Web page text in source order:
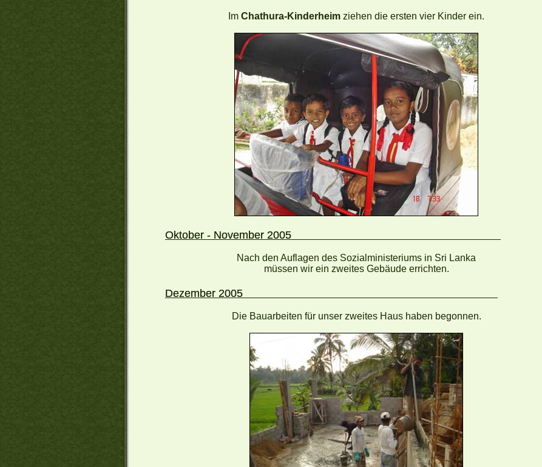
Im Chathura-Kinderheim ziehen die ersten vier Kinder ein.
Oktober - November 2005
Nach den Auflagen des Sozialministeriums in Sri Lanka
müssen wir ein zweites Gebäude errichten.
Dezember 2005
Die Bauarbeiten für unser zweites Haus haben begonnen.